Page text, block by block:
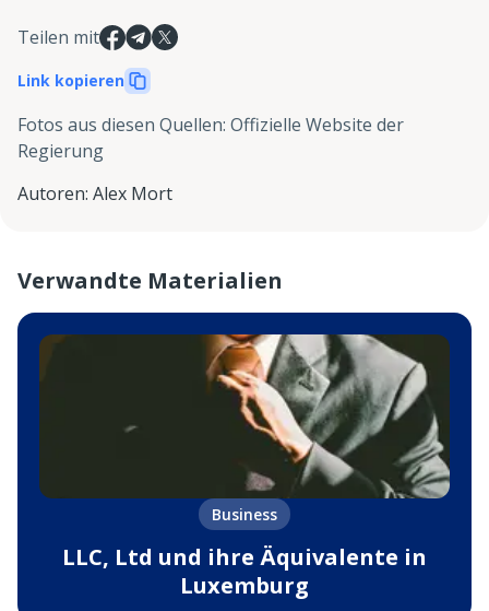
Teilen mit
Link kopieren
Fotos aus diesen Quellen: Offizielle Website der
Regierung
Autoren: Alex Mort
Verwandte Materialien
Business
LLC, Ltd und ihre Äquivalente in
Luxemburg